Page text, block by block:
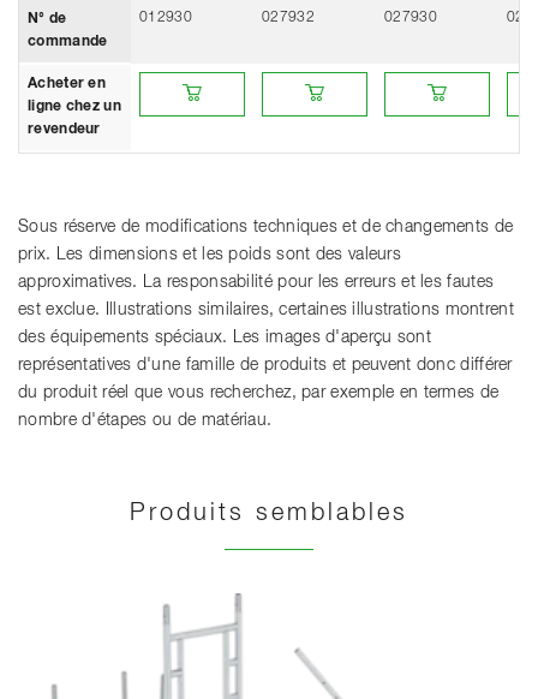
N° de
commande
012930 027932 027930
Acheter en
ligne chez un
revendeur
Acheter en ligne chez un revendeurAcheter en ligne chez un revendeur
Acheter en ligne
Sous réserve de modifications techniques et de changements de
prix. Les dimensions et les poids sont des valeurs
approximatives. La responsabilité pour les erreurs et les fautes
est exclue. Illustrations similaires, certaines illustrations montrent
des équipements spéciaux. Les images d'aperçu sont
représentatives d'une famille de produits et peuvent donc différer
du produit réel que vous recherchez, par exemple en termes de
nombre d'étapes ou de matériau.
Produits semblables